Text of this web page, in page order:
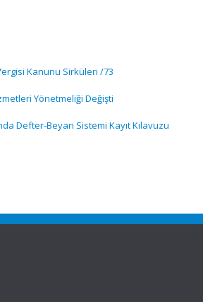
Kanunu Sirküleri /73
Yönetmeliği Değişti
Defter-Beyan Sistemi Kayıt Kılavuzu